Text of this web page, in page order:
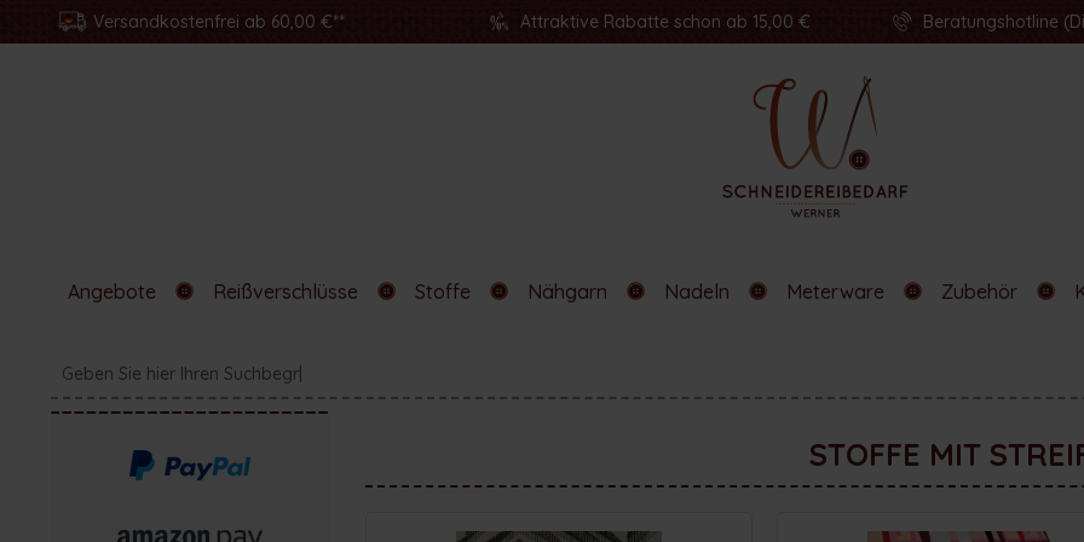
Versandkostenfrei ab 60,00 €** Attraktive Rabatte schon ab 15,00 € Beratungshotline
Angebote Reißverschlüsse Stoffe Nähgarn Nadeln Meterware Zubehör
STOFFE MIT